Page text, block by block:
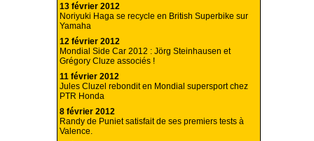
13 février 2012
Noriyuki Haga se recycle en British Superbike sur
Yamaha
12 février 2012
Mondial Side Car 2012 : Jörg Steinhausen et
Grégory Cluze associés !
11 février 2012
Jules Cluzel rebondit en Mondial supersport chez
PTR Honda
8 février 2012
Randy de Puniet satisfait de ses premiers tests à
Valence.